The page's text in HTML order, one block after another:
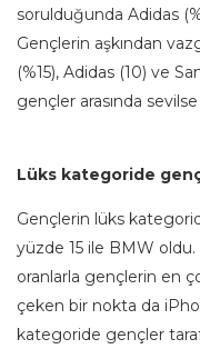
sorulduğunda Adidas
Gençlerin aşkından
(%15), Adidas (10) ve
gençler arasında
Lüks kategoride
Gençlerin lüks
yüzde 15 ile BMW
oranlarla gençlerin en
çeken bir nokta da
kategoride gençler